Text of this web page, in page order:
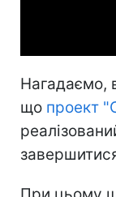
Нагадаємо,
що проект